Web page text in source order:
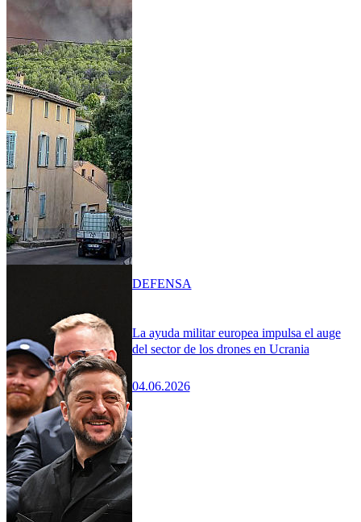
La ayuda militar europea impulsa el auge
del sector de los drones en Ucrania
04.06.2026
DEFENSA